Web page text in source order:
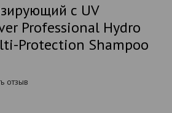
с UV
Professional Hydro
Protection Shampoo
отзыв